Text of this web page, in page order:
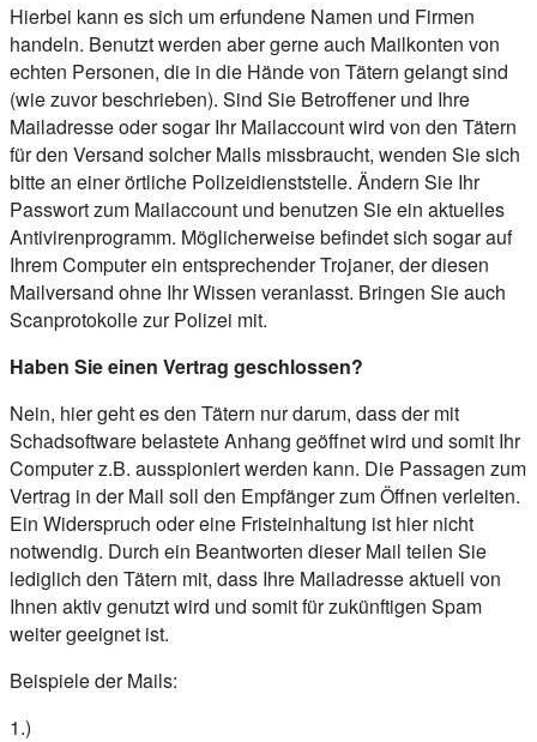
Hierbei kann es sich um erfundene Namen und Firmen
handeln. Benutzt werden aber gerne auch Mailkonten von
echten Personen, die in die Hände von Tätern gelangt sind
(wie zuvor beschrieben). Sind Sie Betroffener und Ihre
Mailadresse oder sogar Ihr Mailaccount wird von den Tätern
für den Versand solcher Mails missbraucht, wenden Sie sich
bitte an einer örtliche Polizeidienststelle. Ändern Sie Ihr
Passwort zum Mailaccount und benutzen Sie ein aktuelles
Antivirenprogramm. Möglicherweise befindet sich sogar auf
Ihrem Computer ein entsprechender Trojaner, der diesen
Mailversand ohne Ihr Wissen veranlasst. Bringen Sie auch
Scanprotokolle zur Polizei mit.
Haben Sie einen Vertrag geschlossen?
Nein, hier geht es den Tätern nur darum, dass der mit
Schadsoftware belastete Anhang geöffnet wird und somit Ihr
Computer z.B. ausspioniert werden kann. Die Passagen zum
Vertrag in der Mail soll den Empfänger zum Öffnen verleiten.
Ein Widerspruch oder eine Fristeinhaltung ist hier nicht
notwendig. Durch ein Beantworten dieser Mail teilen Sie
lediglich den Tätern mit, dass Ihre Mailadresse aktuell von
Ihnen aktiv genutzt wird und somit für zukünftigen Spam
weiter geeignet ist.
Beispiele der Mails:
1.)